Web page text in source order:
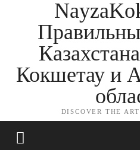
Кокшетау и
DISCOVER THE